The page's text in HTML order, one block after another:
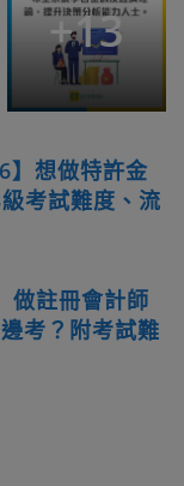
+13
】想做特許金
考試難度、流
做註冊會計師
考？附考試難